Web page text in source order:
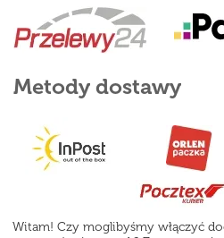
Metody dostawy
Witam! Czy moglibyśmy włączyć